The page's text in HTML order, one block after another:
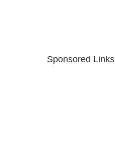
Sponsored Links